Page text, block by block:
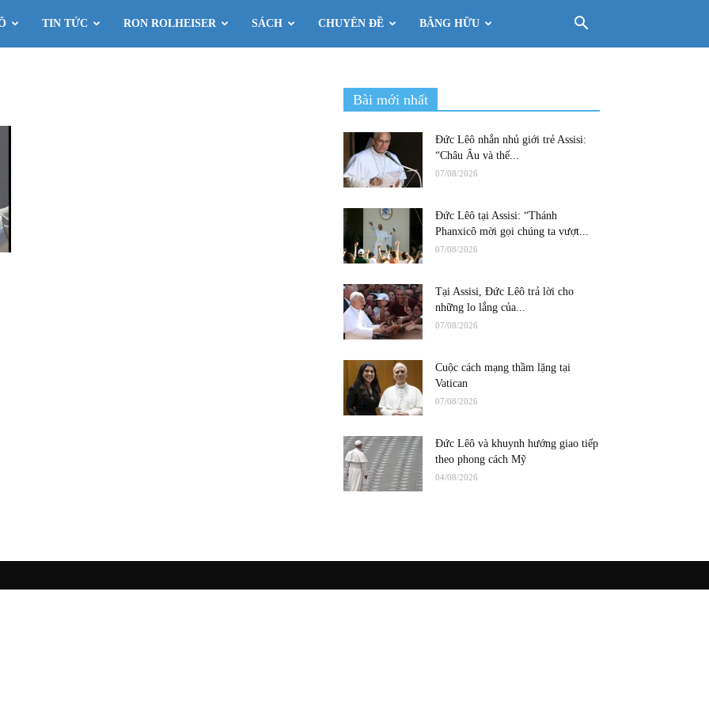
TIN TỨC RON ROLHEISER SÁCH CHUYÊN ĐỀ BẰNG HỮU
Bài mới nhất
Đức Lêô nhắn nhủ giới trẻ Assisi:
“Châu Âu và thế...
07/08/2026
Đức Lêô tại Assisi: “Thánh
Phanxicô mời gọi chúng ta vượt...
07/08/2026
Tại Assisi, Đức Lêô trả lời cho
những lo lắng của...
07/08/2026
Cuộc cách mạng thầm lặng tại
Vatican
07/08/2026
Đức Lêô và khuynh hướng giao tiếp
theo phong cách Mỹ
04/08/2026